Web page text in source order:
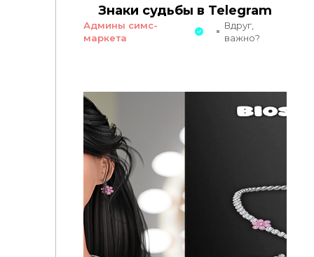
Знаки судьбы в Telegram
Админы симс-
маркета
Вдруг,
важно?